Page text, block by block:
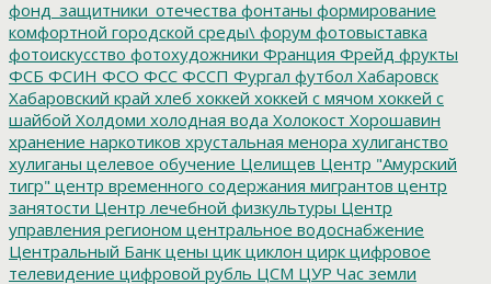
фонд_защитники_отечества фонтаны формирование
комфортной городской среды\ форум фотовыставка
фотоискусство фотохудожники Франция Фрейд фрукты
ФСБ ФСИН ФСО ФСС ФССП Фургал футбол Хабаровск
Хабаровский край хлеб хоккей хоккей с мячом хоккей с
шайбой Холдоми холодная вода Холокост Хорошавин
хранение наркотиков хрустальная менора хулиганство
хулиганы целевое обучение Целищев Центр "Амурский
тигр" центр временного содержания мигрантов центр
занятости Центр лечебной физкультуры Центр
управления регионом центральное водоснабжение
Центральный Банк цены цик циклон цирк цифровое
телевидение цифровой рубль ЦСМ ЦУР Час земли